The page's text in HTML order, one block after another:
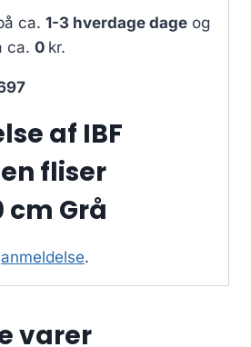
ca. 1-3 hverdage dage og
ca. 0 kr.
af IBF
fliser
cm Grå
anmeldelse.
varer